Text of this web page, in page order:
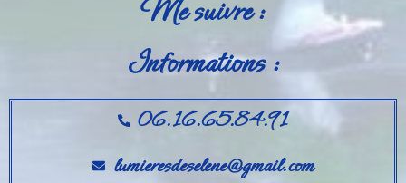
Me suivre :
Informations :
06.16.65.84.91
lumieresdeselene@gmail.com